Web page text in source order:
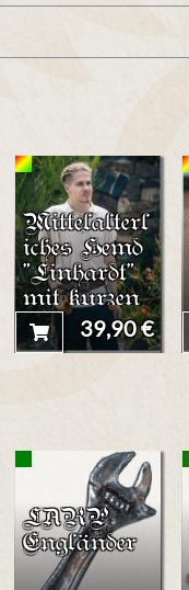
Mittelalterl
iches Hemd
"Linhardt"
mit kurzen
Ärmeln39,90 €
LARP
Engländer